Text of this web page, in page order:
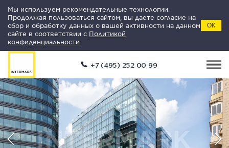
Мы используем рекомендательные технологии.
Продолжая пользоваться сайтом, вы даете согласие на
сбор и обработку данных о вашей активности на данном
сайте в соответствии с Политикой
конфиденциальности
ОК
+7 (495) 252 00 99